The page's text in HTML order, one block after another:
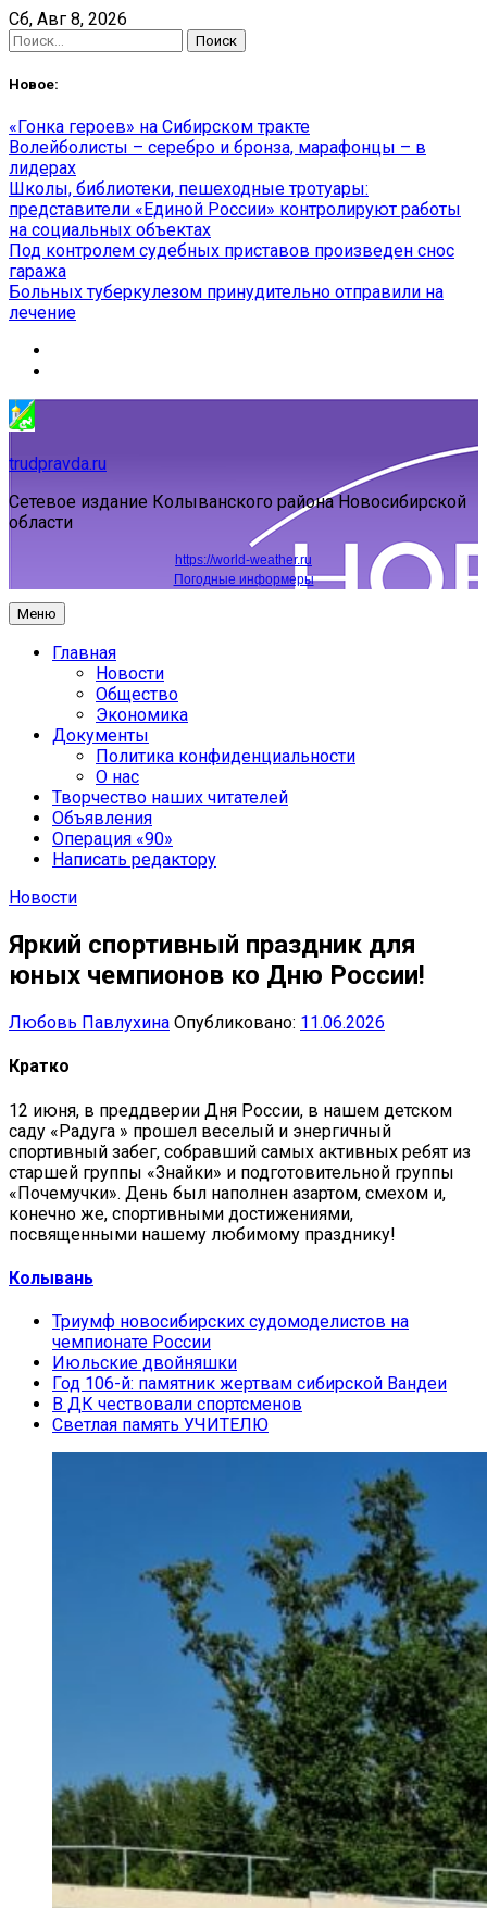
Skip
to
content
Сб, Авг 8, 2026
Найти:
Новое:
«Гонка героев» на Сибирском тракте
Волейболисты – серебро и бронза, марафонцы – в
лидерах
Школы, библиотеки, пешеходные тротуары:
представители «Единой России» контролируют работы
на социальных объектах
Под контролем судебных приставов произведен снос
гаража
Больных туберкулезом принудительно отправили на
лечение
trudpravda.ru
Сетевое издание Колыванского района Новосибирской
области
https://world-weather.ru
Погодные информеры
Меню
Главная
Новости
Общество
Экономика
Документы
Политика конфиденциальности
О нас
Творчество наших читателей
Объявления
Операция «90»
Написать редактору
Новости
Яркий спортивный праздник для
юных чемпионов ко Дню России!
Любовь Павлухина Опубликовано: 11.06.2026
Кратко
12 июня, в преддверии Дня России, в нашем детском
саду «Радуга » прошел веселый и энергичный
спортивный забег, собравший самых активных ребят из
старшей группы «Знайки» и подготовительной группы
«Почемучки». День был наполнен азартом, смехом и,
конечно же, спортивными достижениями,
посвященными нашему любимому празднику!
Колывань
Триумф новосибирских судомоделистов на
чемпионате России
Июльские двойняшки
Год 106-й: памятник жертвам сибирской Вандеи
В ДК чествовали спортсменов
Светлая память УЧИТЕЛЮ